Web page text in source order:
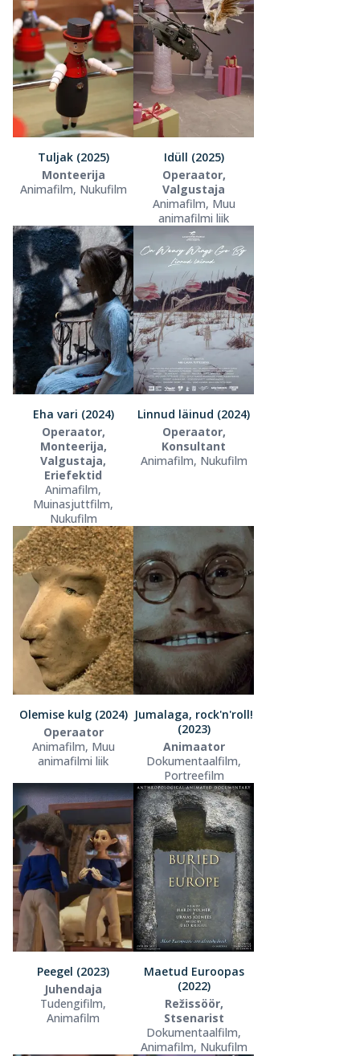
Tuljak (2025)
Monteerija
Animafilm, Nukufilm
Idüll (2025)
Operaator,
Valgustaja
Animafilm, Muu
animafilmi liik
Eha vari (2024)
Operaator,
Monteerija,
Valgustaja,
Eriefektid
Animafilm,
Muinasjuttfilm,
Nukufilm
Linnud läinud (2024)
Operaator,
Konsultant
Animafilm, Nukufilm
Olemise kulg (2024)
Operaator
Animafilm, Muu
animafilmi liik
Jumalaga, rock'n'roll!
(2023)
Animaator
Dokumentaalfilm,
Portreefilm
Peegel (2023)
Juhendaja
Tudengifilm,
Animafilm
Maetud Euroopas
(2022)
Režissöör,
Stsenarist
Dokumentaalfilm,
Animafilm, Nukufilm